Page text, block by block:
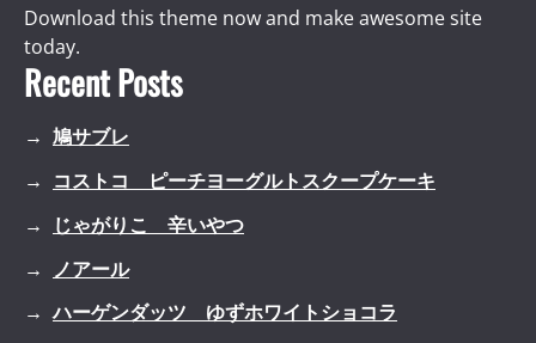
Download this theme now and make awesome site
today.
Recent Posts
鳩サブレ
コストコ ピーチヨーグルトスクープケーキ
じゃがりこ 辛いやつ
ノアール
ハーゲンダッツ ゆずホワイトショコラ